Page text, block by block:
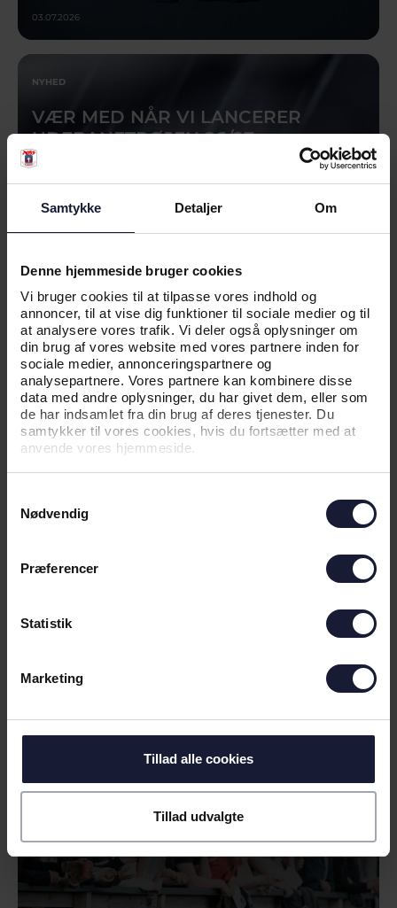
Samtykke Detaljer Om
Denne hjemmeside bruger cookies
Vi bruger cookies til at tilpasse vores indhold og
annoncer, til at vise dig funktioner til sociale medier og til
at analysere vores trafik. Vi deler også oplysninger om
din brug af vores website med vores partnere inden for
sociale medier, annonceringspartnere og
analysepartnere. Vores partnere kan kombinere disse
data med andre oplysninger, du har givet dem, eller som
de har indsamlet fra din brug af deres tjenester. Du
samtykker til vores cookies, hvis du fortsætter med at
anvende vores hjemmeside.
Nødvendig
Præferencer
Statistik
Marketing
Tillad alle cookies
Tillad udvalgte
03.07.2026
NYHED
VÆR MED NÅR VI LANCERER
UDEBANETRØJEN 26/27
01.07.2026
NYHED
INFORMATION OM TESTKAMP PÅ
NYHED
INFORMATION OM SOMMERENS
FØRSTE TESTKAMP